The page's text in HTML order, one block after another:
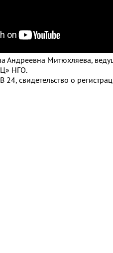
Андреевна Митюхляева,
НГО.
24, свидетельство о